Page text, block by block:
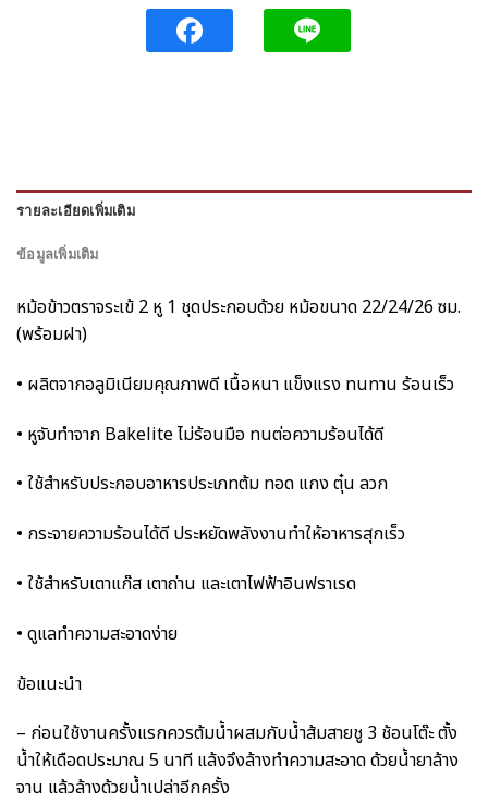
รายละเอียดเพิ่มเติม
ข้อมูลเพิ่มเติม
หม้อข้าวตราจระเข้ 2 หู 1 ชุดประกอบด้วย หม้อขนาด 22/24/26 ซม.
(พร้อมฝา)
• ผลิตจากอลูมิเนียมคุณภาพดี เนื้อหนา แข็งแรง ทนทาน ร้อนเร็ว
• หูจับทำจาก Bakelite ไม่ร้อนมือ ทนต่อความร้อนได้ดี
• ใช้สำหรับประกอบอาหารประเภทต้ม ทอด แกง ตุ๋น ลวก
• กระจายความร้อนได้ดี ประหยัดพลังงานทำให้อาหารสุกเร็ว
• ใช้สำหรับเตาแก๊ส เตาถ่าน และเตาไฟฟ้าอินฟราเรด
• ดูแลทำความสะอาดง่าย
ข้อแนะนำ
– ก่อนใช้งานครั้งแรกควรต้มน้ำผสมกับน้ำส้มสายชู 3 ช้อนโต๊ะ ตั้ง
น้ำให้เดือดประมาณ 5 นาที แล้งจึงล้างทำความสะอาด ด้วยน้ำยาล้าง
จาน แล้วล้างด้วยน้ำเปล่าอีกครั้ง